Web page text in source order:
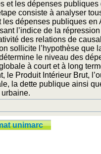
et les dépenses publiques
consiste à analyser
les dépenses publiques en
l’indice de la
des relations de
sollicite l’hypothèse que
le niveau des
à court et à long
le Produit Intérieur Brut,
la dette publique ainsi
unimarc